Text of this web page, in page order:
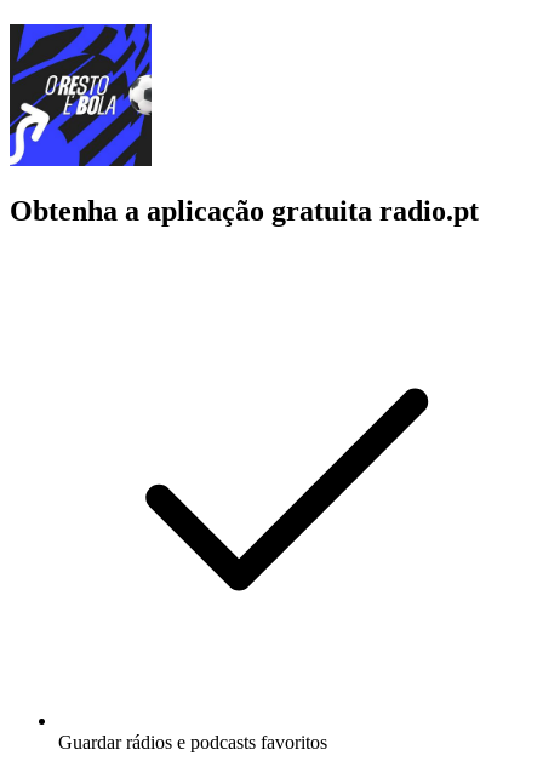
Obtenha a aplicação gratuita radio.pt
Guardar rádios e podcasts favoritos